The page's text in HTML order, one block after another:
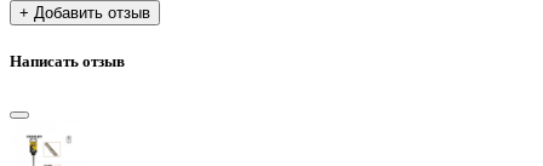
+ Добавить отзыв
Написать отзыв